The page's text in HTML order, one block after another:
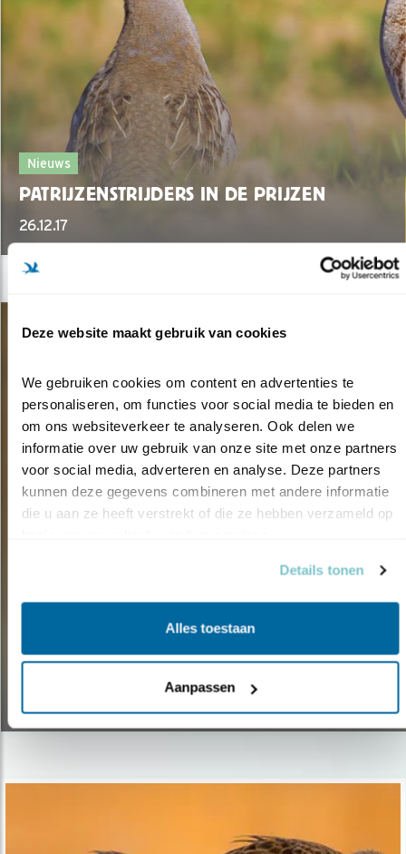
Deze website maakt gebruik van cookies
We gebruiken cookies om content en advertenties te
personaliseren, om functies voor social media te bieden en
om ons websiteverkeer te analyseren. Ook delen we
informatie over uw gebruik van onze site met onze partners
voor social media, adverteren en analyse. Deze partners
kunnen deze gegevens combineren met andere informatie
die u aan ze heeft verstrekt of die ze hebben verzameld op
Details tonen
Alles toestaan
Aanpassen
Nieuws
PATRIJZENSTRIJDERS IN DE PRIJZEN
26.12.17
NIEUWE RODE LIJST